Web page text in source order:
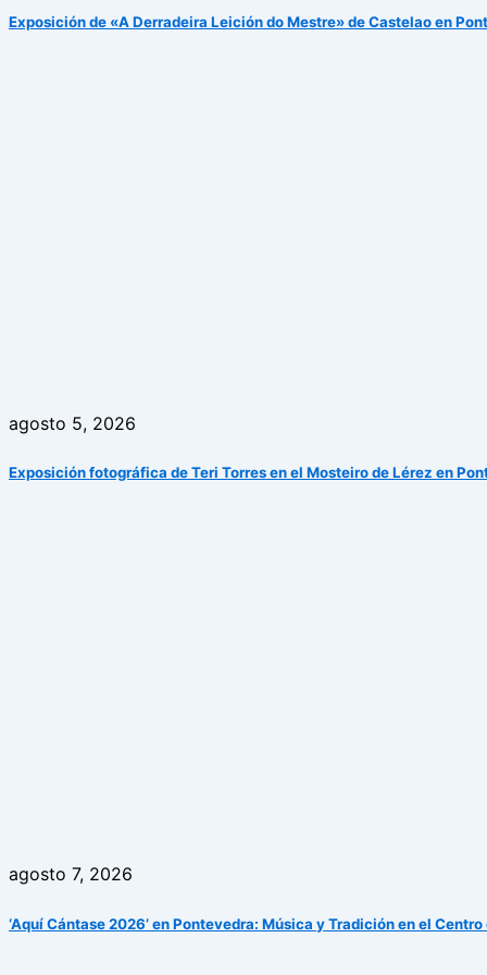
Exposición de «A Derradeira Leición do Mestre» de Castelao en
agosto 5, 2026
Exposición fotográfica de Teri Torres en el Mosteiro de Lérez en
agosto 7, 2026
‘Aquí Cántase 2026’ en Pontevedra: Música y Tradición en el